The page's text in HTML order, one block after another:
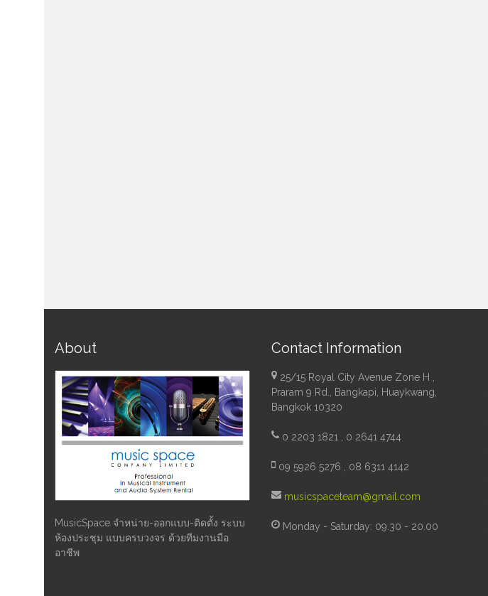
About
MusicSpace จำหน่าย-ออกแบบ-ติดตั้ง ระบบ
ห้องประชุม แบบครบวงจร ด้วยทีมงานมือ
อาชีพ
Contact Information
25/15 Royal City Avenue Zone H ,
Praram 9 Rd., Bangkapi, Huaykwang,
Bangkok 10320
0 2203 1821 , 0 2641 4744
09 5926 5276 , 08 6311 4142
musicspaceteam@gmail.com
Monday - Saturday: 09.30 - 20.00